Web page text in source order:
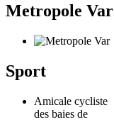
Metropole Var
Sport
Amicale cycliste
des baies de